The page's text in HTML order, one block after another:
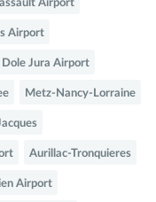
Airport
Airport
Dole Jura Airport
Metz-Nancy-Lorraine
Aurillac-Tronquieres
Airport